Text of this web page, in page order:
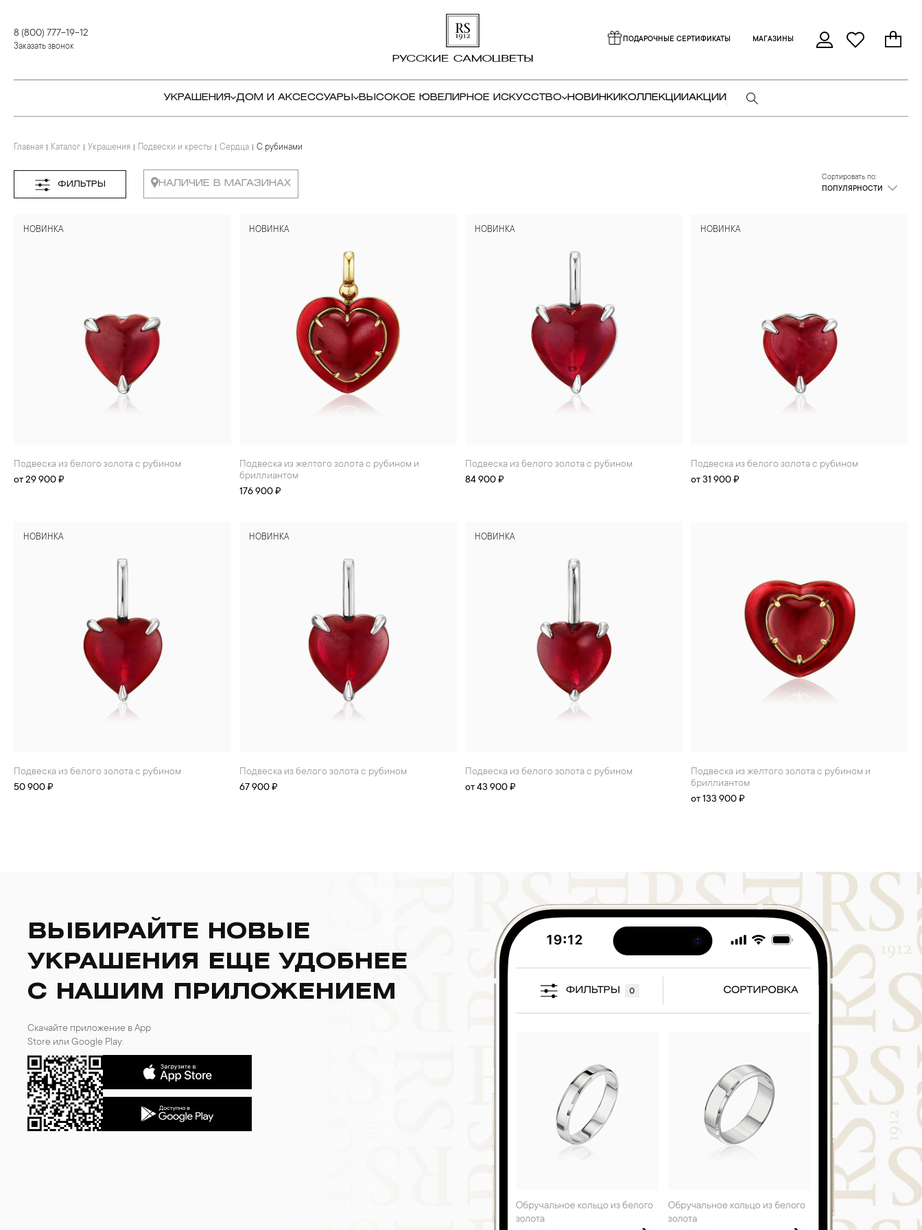
8 (800) 777-19-12
Заказать звонок
ПОДАРОЧНЫЕ СЕРТИФИКАТЫ МАГАЗИНЫ
УКРАШЕНИЯ
КОЛЬЦА
СЕРЬГИ
БРОШИ
МУЖЧИНАМ
ДОМ И АКСЕССУАРЫ
СТОЛОВЫЕ ПРИБОРЫ
СЕРВИРОВКА СТОЛА
ДЛЯ КОФЕ
АКСЕССУАРЫ И
СУВЕНИРЫ
ХРУСТАЛЬ И ФАРФОР
ВЫСОКОЕ ЮВЕЛИРНОЕ ИСКУССТВО
КОЛЬЦА
СЕРЬГИ
КОЛЬЕ И ПОДВЕСКИ
НОВИНКИ КОЛЛЕКЦИИАКЦИИ
Главная Каталог Украшения Подвески и кресты Сердца С рубинами
ФИЛЬТРЫ НАЛИЧИЕ В МАГАЗИНАХ
Сортировать по:
ПОПУЛЯРНОСТИ
НОВИНКА
Подвеска из белого золота с рубином
от 29 900 ₽
НОВИНКА
Подвеска из желтого золота с рубином и
бриллиантом
176 900 ₽
НОВИНКА
Подвеска из белого золота с рубином
84 900 ₽
НОВИНКА
Подвеска из белого золота с рубином
от 31 900 ₽
НОВИНКА
Подвеска из белого золота с рубином
50 900 ₽
НОВИНКА
Подвеска из белого золота с рубином
67 900 ₽
НОВИНКА
Подвеска из белого золота с рубином
от 43 900 ₽
Подвеска из желтого золота с рубином и
бриллиантом
от 133 900 ₽
ВЫБИРАЙТЕ НОВЫЕ
УКРАШЕНИЯ ЕЩЕ УДОБНЕЕ
С НАШИМ ПРИЛОЖЕНИЕМ
Скачайте приложение в App
Store или Google Play: